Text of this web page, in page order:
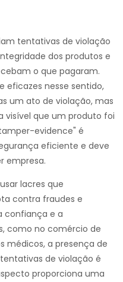
tentativas de violação
dos produtos e
o que pagaram.
eficazes nesse sentido,
um ato de violação, mas
visível que um produto foi
evidence" é
eficiente e deve
empresa.
lacres que
contra fraudes e
confiança e a
como no comércio de
médicos, a presença de
de violação é
proporciona uma